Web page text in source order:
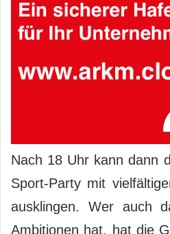
Nach 18 Uhr kann dann
Sport-Party mit
ausklingen. Wer auch
Ambitionen hat, hat die